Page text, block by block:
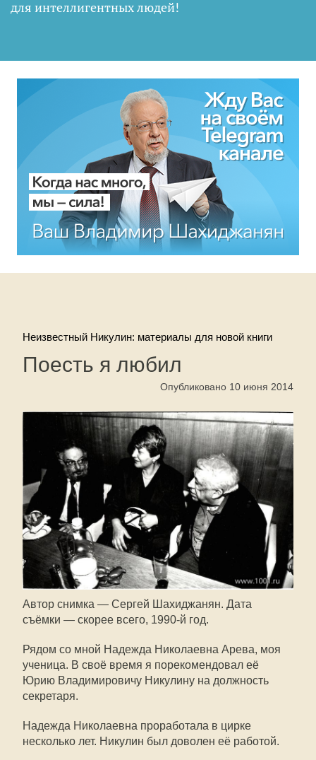
для интеллигентных людей!
Неизвестный Никулин: материалы для новой книги
Поесть я любил
Опубликовано 10 июня 2014
Автор снимка — Сергей Шахиджанян. Дата
съёмки — скорее всего, 1990-й год.
Рядом со мной Надежда Николаевна Арева, моя
ученица. В своё время я порекомендовал её
Юрию Владимировичу Никулину на должность
секретаря.
Надежда Николаевна проработала в цирке
несколько лет. Никулин был доволен её работой.